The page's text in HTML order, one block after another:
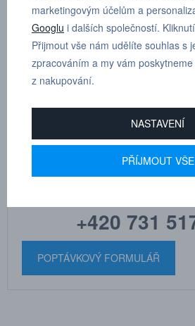
Rozměry součásti: A 13 mm, B 50 mm, C
Podle závitu:
MARTIN
DRHOLEC
technické
+420 731
POPTÁVKOVÝ FORMULÁŘ
marketingovým účelům a
Googlu i dalších společností.
Přijmout vše nám udělíte souhlas s
zpracováním a my vám
z nakupování.
NASTAVENÍ
PŘÍJMOUT VŠE